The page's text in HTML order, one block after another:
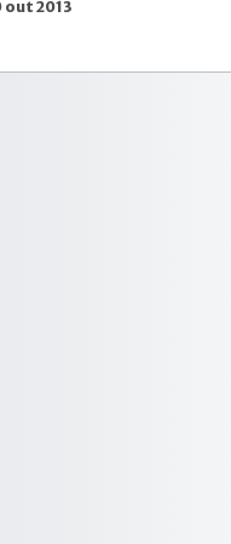
out 2013